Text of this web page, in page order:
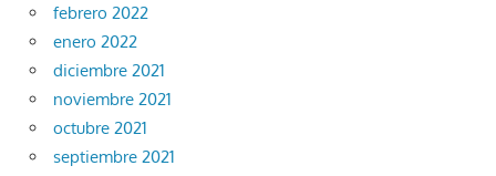
febrero 2022
enero 2022
diciembre 2021
noviembre 2021
octubre 2021
septiembre 2021